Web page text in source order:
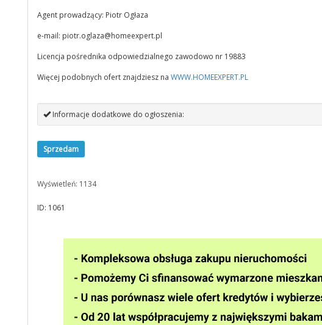
Agent prowadzący: Piotr Ogłaza
e-mail: piotr.oglaza@homeexpert.pl
Licencja pośrednika odpowiedzialnego zawodowo nr 19883
Więcej podobnych ofert znajdziesz na WWW.HOMEEXPERT.PL
Informacje dodatkowe do ogłoszenia:
Sprzedam
Wyświetleń: 1134
ID: 1061